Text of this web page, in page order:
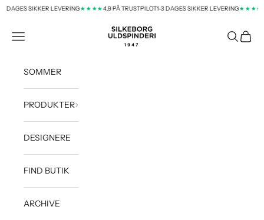
Spring til indhold
SIKKER LEVERING★★★★4,9 PÅ TRUSTPILOT1-3 DAGES SIKKER LEVERING★★★★4,9
silkeborg-uld-dk
Menu Søg
SOMMER
PRODUKTER
DESIGNERE
FIND BUTIK
ARCHIVE